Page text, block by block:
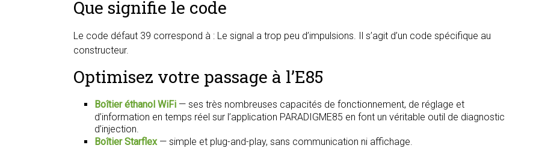
Que signifie le code
Le code défaut 39 correspond à : Le signal a trop peu d’impulsions. Il s’agit d’un code spécifique au
constructeur.
Optimisez votre passage à l’E85
Boîtier éthanol WiFi — ses très nombreuses capacités de fonctionnement, de réglage et
d’information en temps réel sur l’application PARADIGME85 en font un véritable outil de diagnostic
d’injection.
Boîtier Starflex— simple et plug-and-play, sans communication ni affichage.